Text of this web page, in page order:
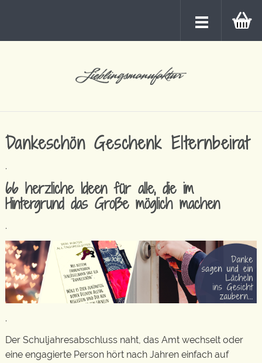
Dankeschön Geschenk Elternbeirat
.
66 herzliche Ideen für alle, die im
Hintergrund das Große möglich machen
.
.
Der Schuljahresabschluss naht, das Amt wechselt oder
eine engagierte Person hört nach Jahren einfach auf